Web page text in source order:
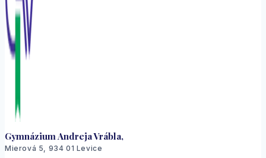
Gymnázium Andreja Vrábla,
Mierová 5, 934 01 Levice